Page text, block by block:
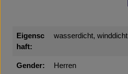
Eigensc
haft:
wasserdicht, winddicht
Gender: Herren